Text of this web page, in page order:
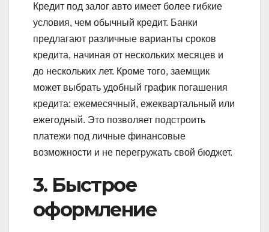
Кредит под залог авто имеет более гибкие
условия, чем обычный кредит. Банки
предлагают различные варианты сроков
кредита, начиная от нескольких месяцев и
до нескольких лет. Кроме того, заемщик
может выбрать удобный график погашения
кредита: ежемесячный, ежеквартальный или
ежегодный. Это позволяет подстроить
платежи под личные финансовые
возможности и не перегружать свой бюджет.
3. Быстрое
оформление